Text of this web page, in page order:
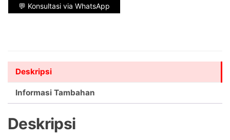
💬 Konsultasi via WhatsApp
Deskripsi
Informasi Tambahan
Deskripsi